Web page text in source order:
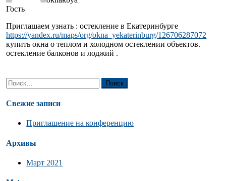
Гость
Приглашаем узнать : остекление в Екатеринбурге
https://yandex.ru/maps/org/okna_yekaterinburg/126706287072
купить окна о теплом и холодном остеклении объектов.
остекление балконов и лоджий .
Найти:
Свежие записи
Приглашение на конференцию
Архивы
Март 2021